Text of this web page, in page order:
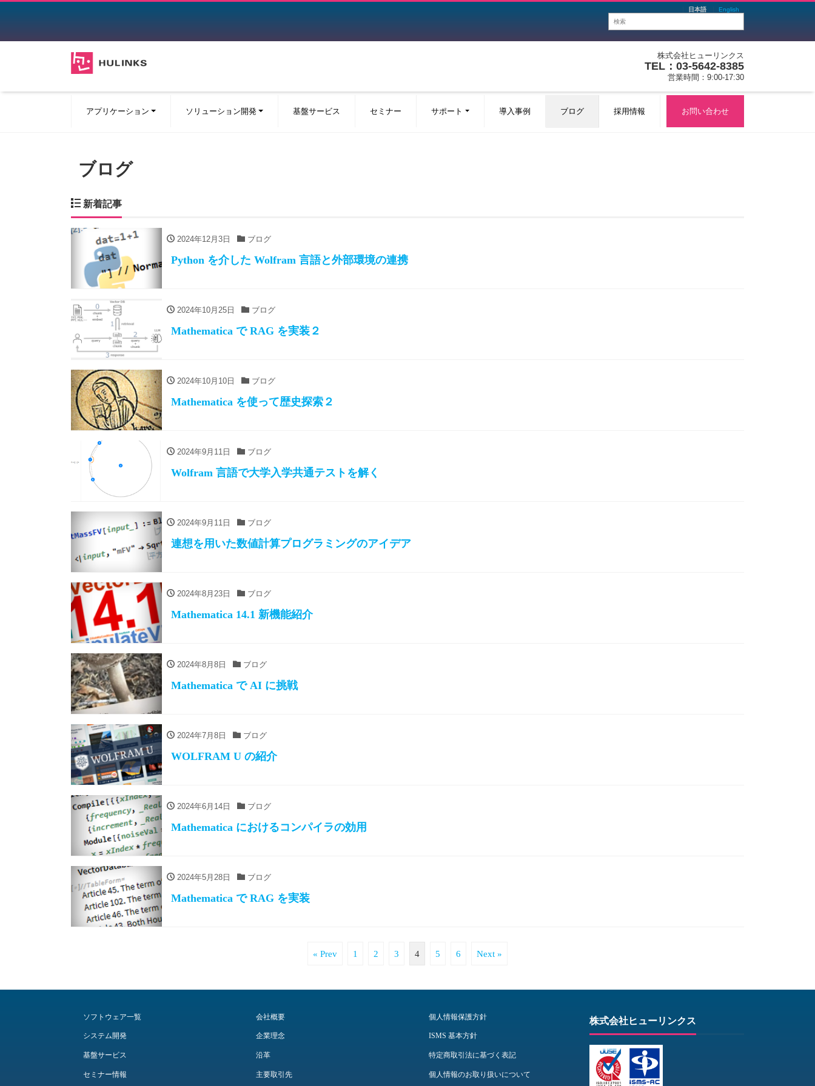
日本語 English
株式会社ヒューリンクス
TEL：03-5642-8385
営業時間：9:00-17:30
アプリケーション ソリューション開発 基盤サービス セミナー サポート 導入事例 ブログ 採用情報 お問い合わせ
ブログ
新着記事
2024年12月3日 ブログ
Python を介した Wolfram 言語と外部環境の連携
2024年10月25日 ブログ
Mathematica で RAG を実装２
2024年10月10日 ブログ
Mathematica を使って歴史探索２
2024年9月11日 ブログ
Wolfram 言語で大学入学共通テストを解く
2024年9月11日 ブログ
連想を用いた数値計算プログラミングのアイデア
2024年8月23日 ブログ
Mathematica 14.1 新機能紹介
2024年8月8日 ブログ
Mathematica で AI に挑戦
2024年7月8日 ブログ
WOLFRAM U の紹介
2024年6月14日 ブログ
Mathematica におけるコンパイラの効用
2024年5月28日 ブログ
Mathematica で RAG を実装
« Prev 1 2 3 4 5 6 Next »
ソフトウェア一覧
システム開発
基盤サービス
セミナー情報
会社概要
企業理念
沿革
主要取引先
個人情報保護方針
ISMS 基本方針
特定商取引法に基づく表記
個人情報のお取り扱いについて
株式会社ヒューリンクス